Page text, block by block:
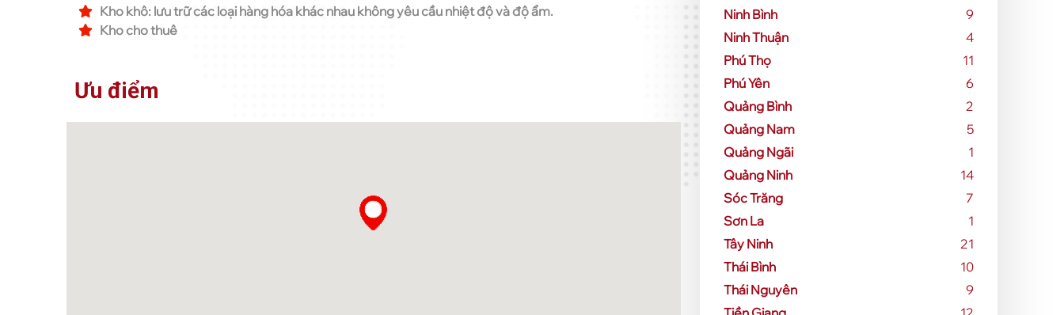
Kho khô: lưu trữ các loại hàng hóa khác nhau không yêu cầu nhiệt độ và độ ẩm.
Kho cho thuê
Ưu điểm
Ninh Bình
9
Ninh Thuận
4
Phú Thọ
11
Phú Yên
6
Quảng Bình
2
Quảng Nam
5
Quảng Ngãi
1
Quảng Ninh
14
Sóc Trăng
7
Sơn La
1
Tây Ninh
21
Thái Bình
10
Thái Nguyên
9